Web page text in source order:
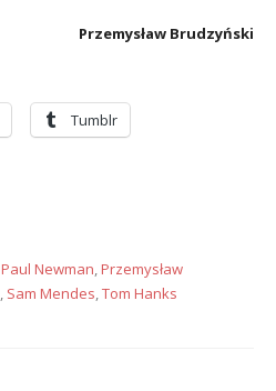
Przemysław Brudzyński
Tumblr
Paul Newman,Przemysław
, Sam Mendes,Tom Hanks